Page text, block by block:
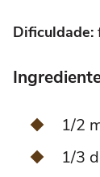
Dificuldade:
1/2
1/3